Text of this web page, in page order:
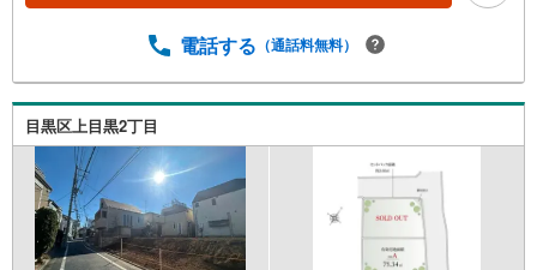
電話する （通話料無料）
目黒区上目黒2丁目